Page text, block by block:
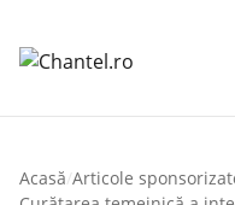
Acasă/Articole